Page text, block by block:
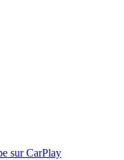
sur CarPlay